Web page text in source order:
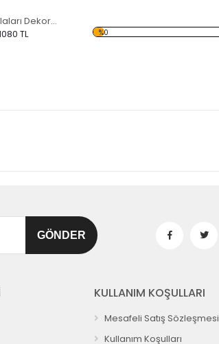
Su Damlaları Dekoratif Kırılmaz Ayna
TL %0
KULLANIM KOŞULLARI
Mesafeli Satış Sözleşmesi
Kullanım Koşulları